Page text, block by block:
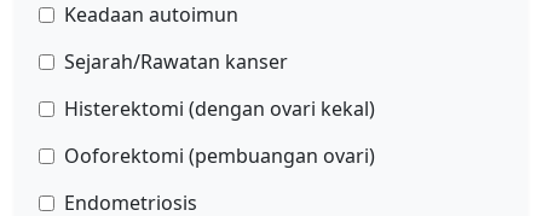
Keadaan autoimun
Sejarah/Rawatan kanser
Histerektomi (dengan ovari kekal)
Ooforektomi (pembuangan ovari)
Endometriosis